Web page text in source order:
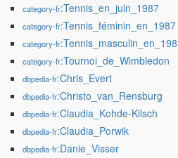
category-fr:Tennis_en_juin_1987
category-fr:Tennis_féminin_en_1987
category-fr
category-fr:Tournoi_de_Wimbledon
dbpedia-fr:Chris_Evert
dbpedia-fr:Christo_van_Rensburg
dbpedia-fr:Claudia_Kohde-Kilsch
dbpedia-fr:Claudia_Porwik
dbpedia-fr:Danie_Visser